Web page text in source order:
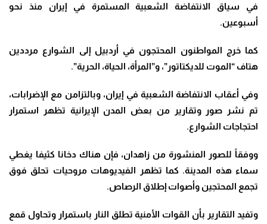
في سياق الانتفاضة الشعبية المستمرة في إيران منذ نحو
أسبوعين.
كما خرج المواطنون المحتجون في أردبيل إلى الشوارع مرددين
هتاف “الموت للديكتاتور”، و”المرأة، الحياة، الحرية”.
وفي أعقاب الانتفاضة الشعبية في إيران، وبالتزامن مع الإضرابات،
تم نشر صور وتقارير من بعض المدن الإيرانية تظهر استمرار
احتجاجات الشوارع.
ووفقاً للصور المنشورة من زاهدان، فإن هناك دخانا كثيفا يغطي
سماء هذه المدينة. كما تظهر الفيديوهات مروحيات تحلق فوق
تجمع المحتجين وأصوات إطلاق الرصاص.
وتفيد التقارير بأن القوات الأمنية تطلق النار باستمرار وتحاول قمع